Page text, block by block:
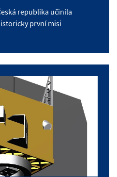
republika učinila
první misi